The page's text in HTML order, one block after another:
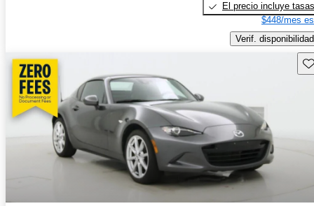
El precio incluye tasas
$448/mes
Verif. disponibilidad